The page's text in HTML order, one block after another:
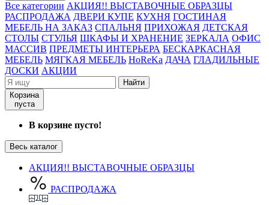
Все категории АКЦИЯ!! ВЫСТАВОЧНЫЕ ОБРАЗЦЫ
РАСПРОДАЖА ДВЕРИ КУПЕ КУХНЯ ГОСТИНАЯ
МЕБЕЛЬ НА ЗАКАЗ СПАЛЬНЯ ПРИХОЖАЯ ДЕТСКАЯ
СТОЛЫ СТУЛЬЯ ШКАФЫ И ХРАНЕНИЕ ЗЕРКАЛА ОФИС
МАССИВ ПРЕДМЕТЫ ИНТЕРЬЕРА БЕСКАРКАСНАЯ
МЕБЕЛЬ МЯГКАЯ МЕБЕЛЬ HoReKa ДАЧА ГЛАДИЛЬНЫЕ
ДОСКИ АКЦИИ
Найти
Корзина
пуста
В корзине пусто!
Весь каталог
АКЦИЯ!! ВЫСТАВОЧНЫЕ ОБРАЗЦЫ
РАСПРОДАЖА